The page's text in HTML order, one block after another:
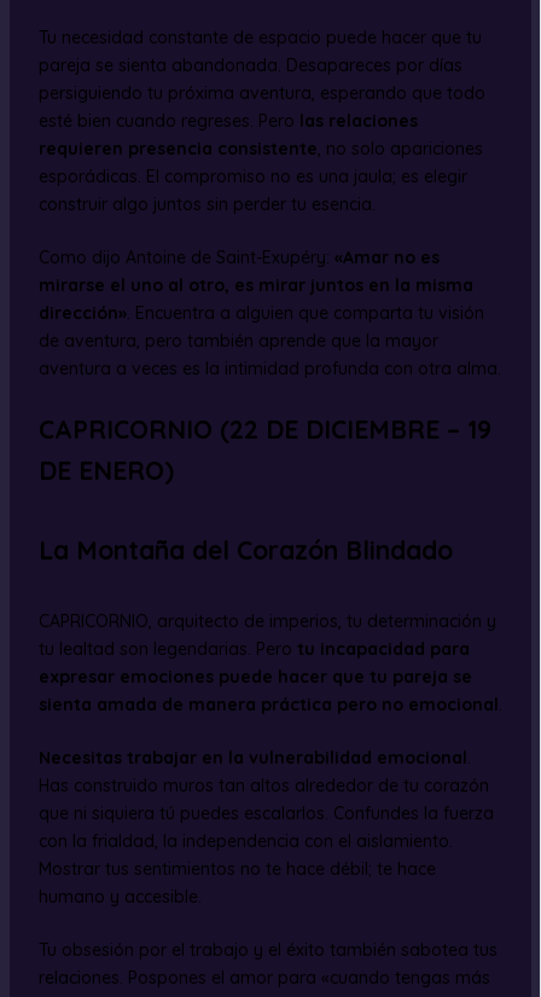
Tu necesidad constante de espacio puede hacer que tu
pareja se sienta abandonada. Desapareces por días
persiguiendo tu próxima aventura, esperando que todo
esté bien cuando regreses. Pero las relaciones
requieren presencia consistente, no solo apariciones
esporádicas. El compromiso no es una jaula; es elegir
construir algo juntos sin perder tu esencia.
Como dijo Antoine de Saint-Exupéry: «Amar no es
mirarse el uno al otro, es mirar juntos en la misma
dirección». Encuentra a alguien que comparta tu visión
de aventura, pero también aprende que la mayor
aventura a veces es la intimidad profunda con otra alma.
CAPRICORNIO (22 DE DICIEMBRE – 19
DE ENERO)
La Montaña del Corazón Blindado
CAPRICORNIO, arquitecto de imperios, tu determinación y
tu lealtad son legendarias. Pero tu incapacidad para
expresar emociones puede hacer que tu pareja se
sienta amada de manera práctica pero no emocional.
Necesitas trabajar en la vulnerabilidad emocional.
Has construido muros tan altos alrededor de tu corazón
que ni siquiera tú puedes escalarlos. Confundes la fuerza
con la frialdad, la independencia con el aislamiento.
Mostrar tus sentimientos no te hace débil; te hace
humano y accesible.
Tu obsesión por el trabajo y el éxito también sabotea tus
relaciones. Pospones el amor para «cuando tengas más